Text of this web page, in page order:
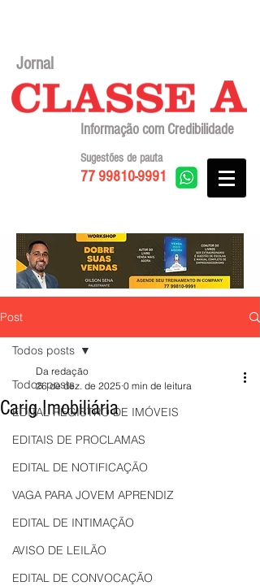
Jornal
Informação com Credibilidade
77 99810-9991
Sugestões de pauta
Post
Todos posts
EDITAL REGISTRO DE IMÓVEIS
EDITAIS DE PROCLAMAS
EDITAL DE NOTIFICAÇÃO
VAGA PARA JOVEM APRENDIZ
EDITAL DE INTIMAÇÃO
AVISO DE LEILÃO
EDITAL DE CONVOCAÇÃO
Todos posts
Carig Imobiliária
Da redação
26 de dez. de 2025 0 min de leitura